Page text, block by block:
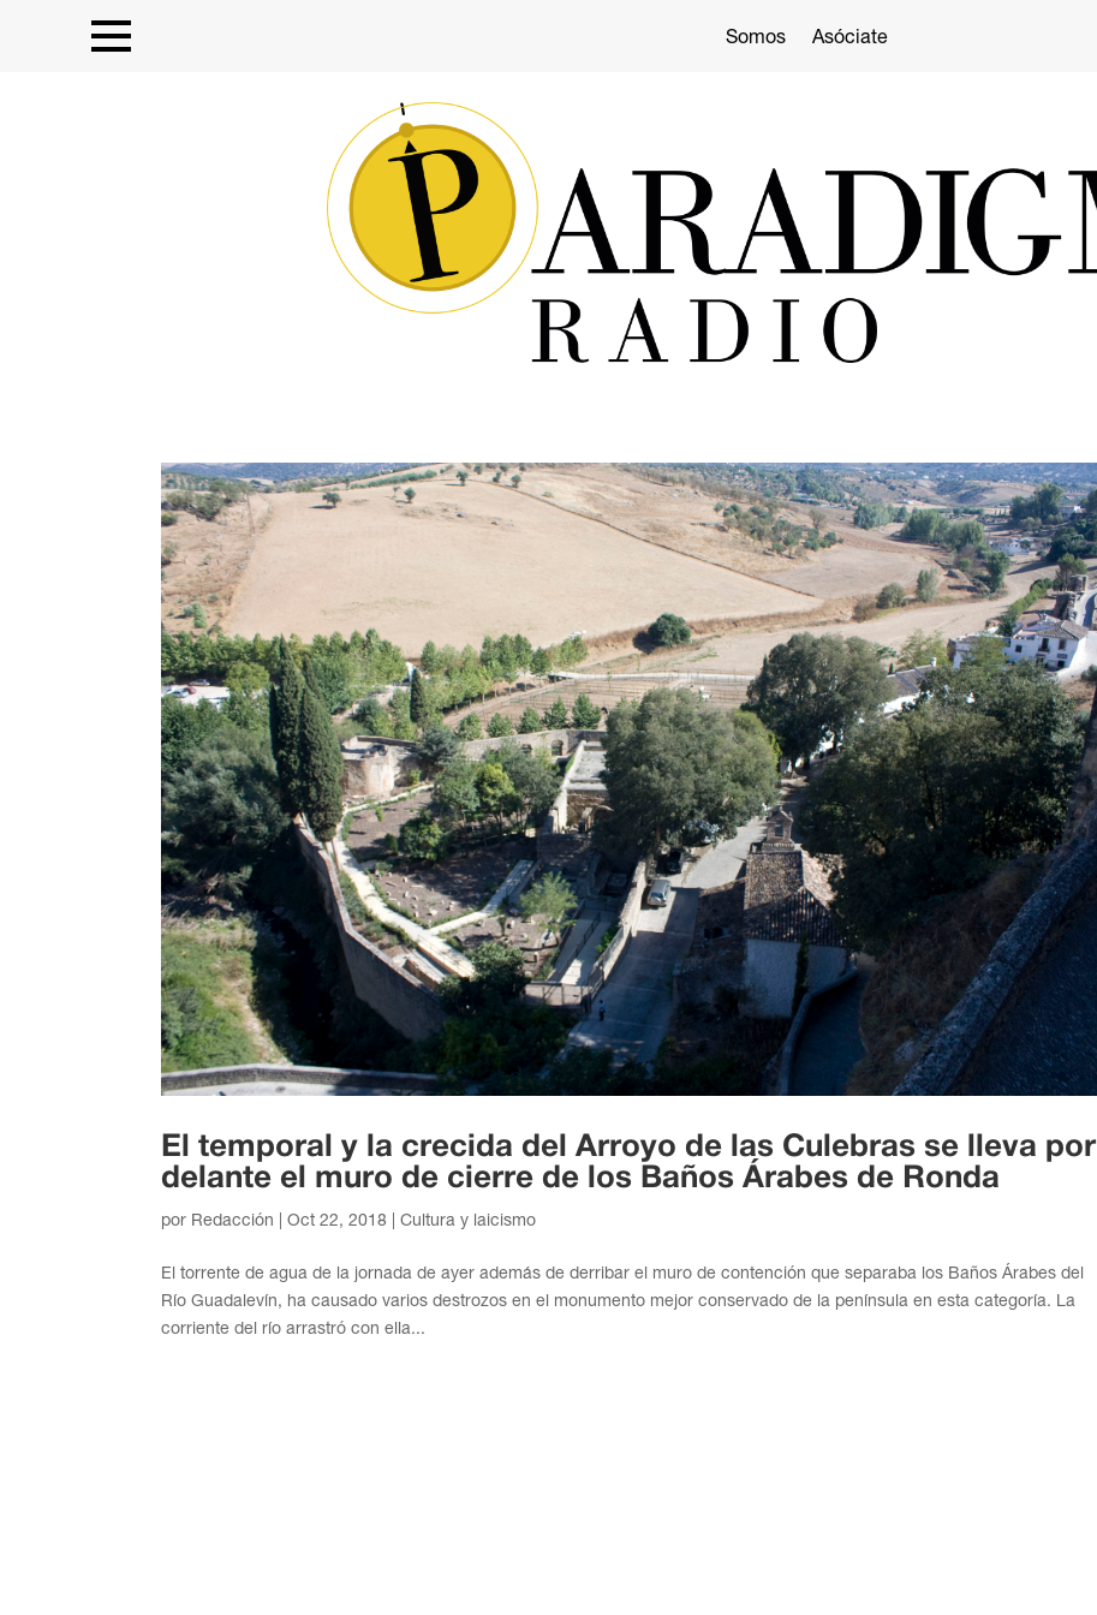
Somos Asóciate
El temporal y la crecida del Arroyo de las Culebras se lleva por
delante el muro de cierre de los Baños Árabes de Ronda
por Redacción |Oct 22, 2018 |Cultura y laicismo
El torrente de agua de la jornada de ayer además de derribar el muro de contención que separaba los Baños Árabes del
Río Guadalevín, ha causado varios destrozos en el monumento mejor conservado de la península en esta categoría. La
corriente del río arrastró con ella...